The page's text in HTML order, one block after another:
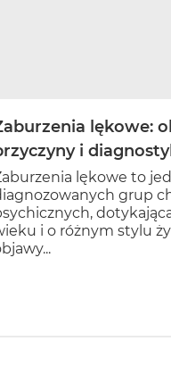
lękowe:
i
lękowe to
grup
i o różnym stylu